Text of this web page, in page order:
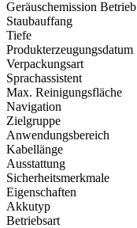
Geräuschemission Betrieb
Staubauffang
Tiefe
Produkterzeugungsdatum
Verpackungsart
Sprachassistent
Max. Reinigungsfläche
Navigation
Zielgruppe
Anwendungsbereich
Kabellänge
Ausstattung
Sicherheitsmerkmale
Eigenschaften
Akkutyp
Betriebsart